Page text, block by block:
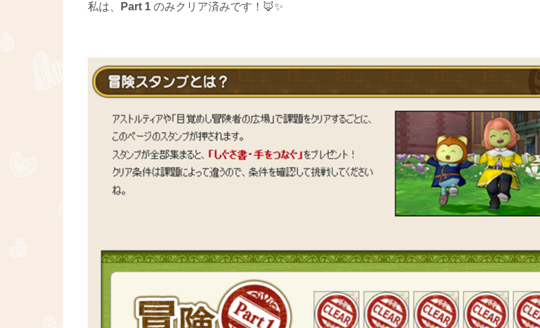
私は、 Part 1 のみクリア済みです！🦊✨